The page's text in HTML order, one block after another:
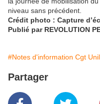
niveau sans précédent.
Crédit photo : Capture
Publié par REVOLUTION
#Notes d'information Cgt
Partager